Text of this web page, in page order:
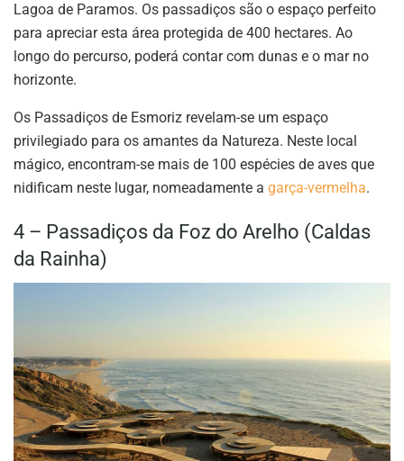
Lagoa de Paramos. Os passadiços são o espaço perfeito
para apreciar esta área protegida de 400 hectares. Ao
longo do percurso, poderá contar com dunas e o mar no
horizonte.
Os Passadiços de Esmoriz revelam-se um espaço
privilegiado para os amantes da Natureza. Neste local
mágico, encontram-se mais de 100 espécies de aves que
nidificam neste lugar, nomeadamente a garça-vermelha.
4 – Passadiços da Foz do Arelho (Caldas
da Rainha)